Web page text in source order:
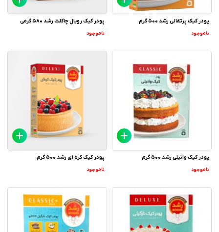
پودر کیک پرتقالی رشد 500 گرم
ناموجود
پودر کیک رویال چاکلت رشد 580 گرمی
ناموجود
پودر کیک وانیلی رشد 500 گرم
ناموجود
پودر کیک کره ای رشد 500 گرم
ناموجود